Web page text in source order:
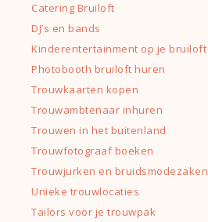
Catering Bruiloft
DJ’s en bands
Kinderentertainment op je bruiloft
Photobooth bruiloft huren
Trouwkaarten kopen
Trouwambtenaar inhuren
Trouwen in het buitenland
Trouwfotograaf boeken
Trouwjurken en bruidsmodezaken
Unieke trouwlocaties
Tailors voor je trouwpak